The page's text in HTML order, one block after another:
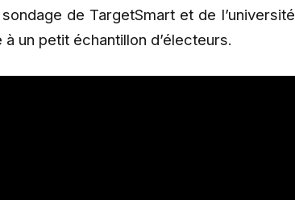
de TargetSmart et de l’université
un petit échantillon d’électeurs.